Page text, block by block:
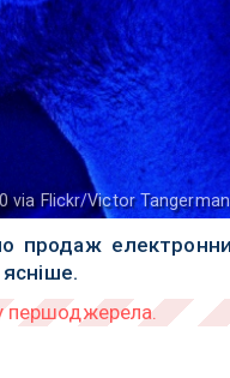
via Flickr/Victor
продаж